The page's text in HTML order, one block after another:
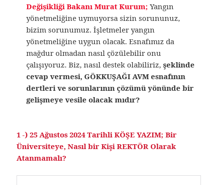
Değişikliği Bakanı Murat Kurum; Yangın
yönetmeliğine uymuyorsa sizin sorununuz,
bizim sorunumuz. İşletmeler yangın
yönetmeliğine uygun olacak. Esnafımız da
mağdur olmadan nasıl çözülebilir onu
çalışıyoruz. Biz, nasıl destek olabiliriz,şeklinde
cevap vermesi, GÖKKUŞAĞI AVM esnafının
dertleri ve sorunlarının çözümü yönünde bir
gelişmeye vesile olacak mıdır?
1 -) 25 Ağustos 2024 Tarihli KÖŞE YAZIM; Bir
Üniversiteye, Nasıl bir Kişi REKTÖR Olarak
Atanmamalı?